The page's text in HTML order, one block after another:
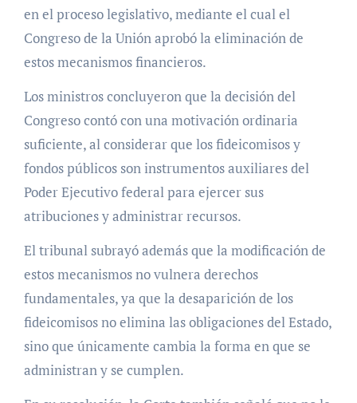
en el proceso legislativo, mediante el cual el
Congreso de la Unión aprobó la eliminación de
estos mecanismos financieros.
Los ministros concluyeron que la decisión del
Congreso contó con una motivación ordinaria
suficiente, al considerar que los fideicomisos y
fondos públicos son instrumentos auxiliares del
Poder Ejecutivo federal para ejercer sus
atribuciones y administrar recursos.
El tribunal subrayó además que la modificación de
estos mecanismos no vulnera derechos
fundamentales, ya que la desaparición de los
fideicomisos no elimina las obligaciones del Estado,
sino que únicamente cambia la forma en que se
administran y se cumplen.